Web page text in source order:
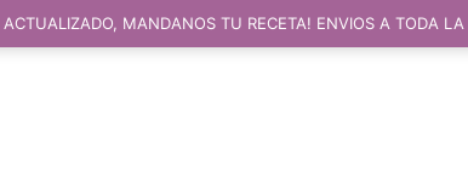
MANDANOS TU RECETA! ENVIOS A TODA